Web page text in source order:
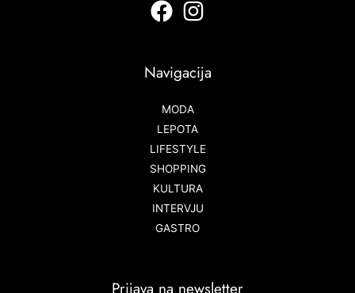
Navigacija
MODA
LEPOTA
LIFESTYLE
SHOPPING
KULTURA
INTERVJU
GASTRO
Prijava na newsletter